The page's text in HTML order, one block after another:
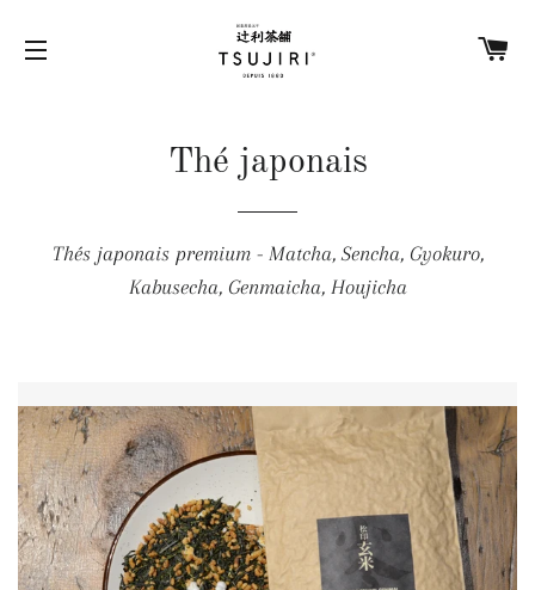
Thé japonais
Thés japonais premium - Matcha, Sencha, Gyokuro,
Kabusecha, Genmaicha, Houjicha